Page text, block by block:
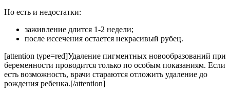
Но есть и недостатки:
заживление длится 1-2 недели;
после иссечения остается некрасивый рубец.
[attention type=red]Удаление пигментных новообразований при
беременности проводится только по особым показаниям. Если
есть возможность, врачи стараются отложить удаление до
рождения ребенка.[/attention]